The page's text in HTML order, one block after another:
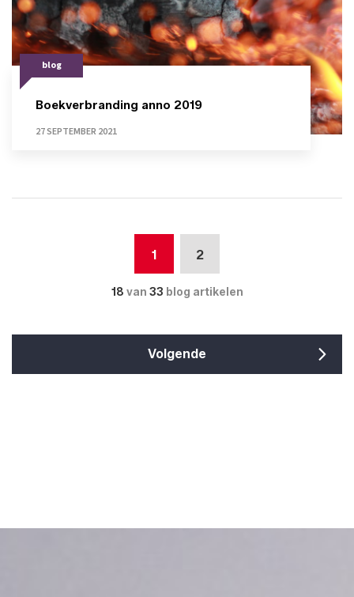
blog
Boekverbranding anno 2019
27 SEPTEMBER 2021
1 2
18 van 33 blog artikelen
Volgende